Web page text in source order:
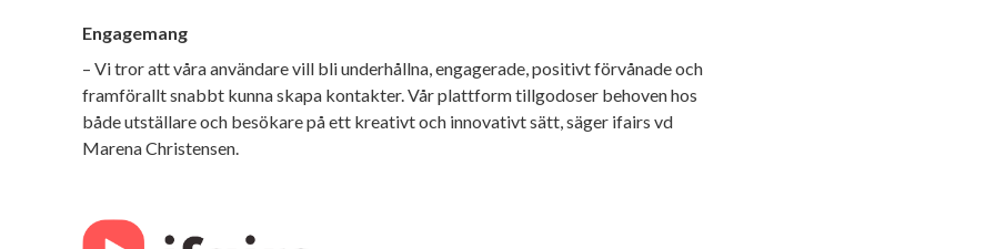
Engagemang
– Vi tror att våra användare vill bli underhållna, engagerade, positivt förvånade och
framförallt snabbt kunna skapa kontakter. Vår plattform tillgodoser behoven hos
både utställare och besökare på ett kreativt och innovativt sätt, säger ifairs vd
Marena Christensen.